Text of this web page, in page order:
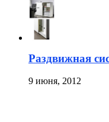
Раздвижная
9 июня, 2012